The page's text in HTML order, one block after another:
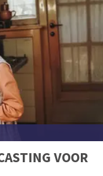
VOOR